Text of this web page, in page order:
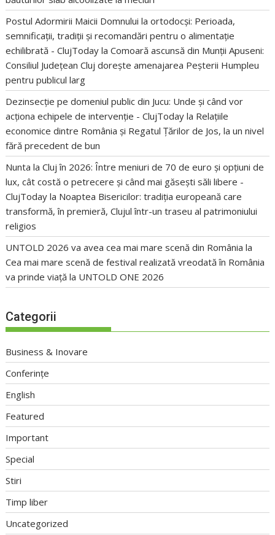
Postul Adormirii Maicii Domnului la ortodocși: Perioada,
semnificații, tradiții și recomandări pentru o alimentație
echilibrată - ClujToday laComoară ascunsă din Munții Apuseni:
Consiliul Județean Cluj dorește amenajarea Peșterii Humpleu
pentru publicul larg
Dezinsecție pe domeniul public din Jucu: Unde și când vor
acționa echipele de intervenție - ClujToday la Relațiile
economice dintre România și Regatul Țărilor de Jos, la un nivel
fără precedent de bun
Nunta la Cluj în 2026: Între meniuri de 70 de euro și opțiuni de
lux, cât costă o petrecere și când mai găsești săli libere -
ClujToday la Noaptea Bisericilor: tradiția europeană care
transformă, în premieră, Clujul într-un traseu al patrimoniului
religios
UNTOLD 2026 va avea cea mai mare scenă din România la
Cea mai mare scenă de festival realizată vreodată în România
va prinde viață la UNTOLD ONE 2026
Categorii
Business & Inovare
Conferințe
English
Featured
Important
Special
Stiri
Timp liber
Uncategorized